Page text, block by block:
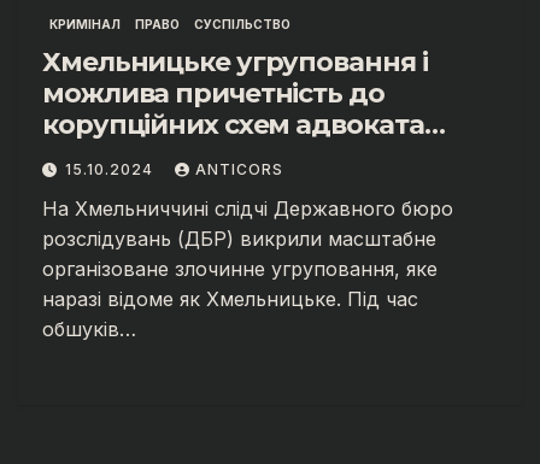
КРИМІНАЛ ПРАВО СУСПІЛЬСТВО
Хмельницьке угруповання і
можлива причетність до
корупційних схем адвоката
Валентина Гвоздія?
15.10.2024 ANTICORS
На Хмельниччині слідчі Державного бюро
розслідувань (ДБР) викрили масштабне
організоване злочинне угруповання, яке
наразі відоме як Хмельницьке. Під час
обшуків…